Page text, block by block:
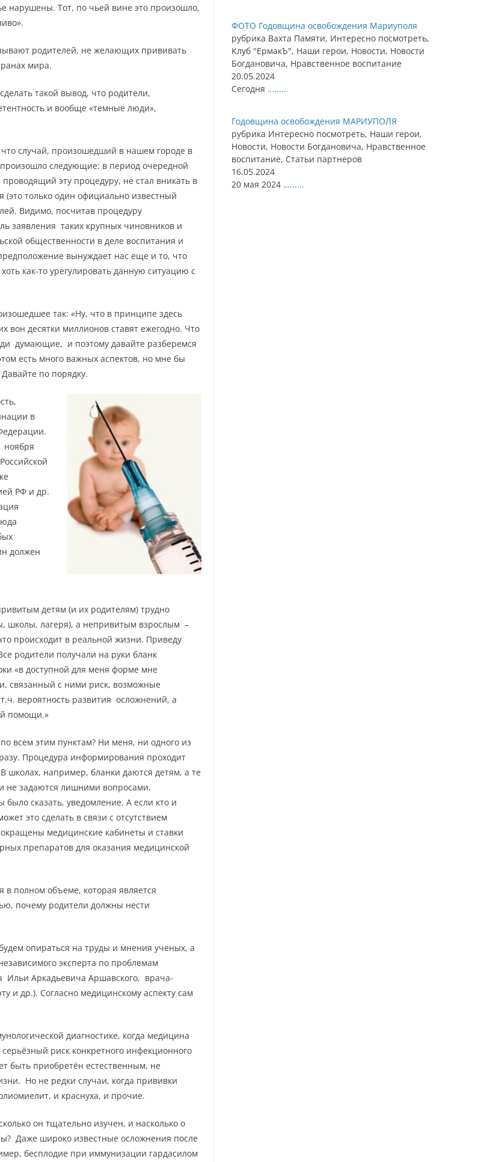
нарушены. Тот, по чьей вине это произошло,
родителей, не желающих прививать
мира.
такой вывод, что родители,
и вообще «темные люди»,
случай, произошедший в нашем городе в
следующие: в период очередной
эту процедуру, не стал вникать в
(это только один официально известный
Видимо, посчитав процедуру
заявления таких крупных чиновников и
общественности в деле воспитания и
вынуждает нас еще и то, что
как-то урегулировать данную ситуацию с
так: «Ну, что в принципе здесь
вон десятки миллионов ставят ежегодно. Что
думающие, и поэтому давайте разберемся
есть много важных аспектов, но мне бы
по порядку.
в
ноября
РФ и др.
должен
детям (и их родителям) трудно
школы, лагеря), а непривитым взрослым –
происходит в реальной жизни. Приведу
родители получали на руки бланк
«в доступной для меня форме мне
связанный с ними риск, возможные
вероятность развития осложнений, а
помощи.»
всем этим пунктам? Ни меня, ни одного из
Процедура информирования проходит
например, бланки даются детям, а те
не задаются лишними вопросами,
сказать, уведомление. А если кто и
это сделать в связи с отсутствием
медицинские кабинеты и ставки
препаратов для оказания медицинской
полном объеме, которая является
почему родители должны нести
опираться на труды и мнения ученых, а
эксперта по проблемам
Ильи Аркадьевича Аршавского, врача-
и др.). Согласно медицинскому аспекту сам
диагностике, когда медицина
риск конкретного инфекционного
быть приобретён естественным, не
Но не редки случаи, когда прививки
и краснуха, и прочие.
он тщательно изучен, и насколько о
Даже широко известные осложнения после
бесплодие при иммунизации гардасилом
ФОТО Годовщина освобождения Мариуполя
рубрика Вахта Памяти, Интересно посмотреть,
Клуб "ЕрмакЪ", Наши герои, Новости, Новости
Богдановича, Нравственное воспитание
20.05.2024
Сегодня …......
Годовщина освобождения МАРИУПОЛЯ
рубрика Интересно посмотреть, Наши герои,
Новости, Новости Богдановича, Нравственное
воспитание, Статьи партнеров
16.05.2024
20 мая 2024 …......